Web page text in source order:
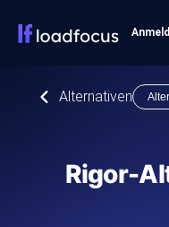
Alternativen
Rigor-